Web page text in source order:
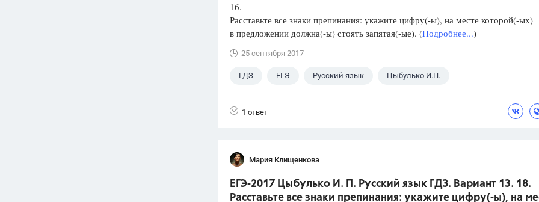
16.
Расставьте все знаки препинания: укажите цифру(-ы), на месте которой(-ых)
в предложении должна(-ы) стоять запятая(-ые). (Подробнее...)
25 сентября 2017
ГДЗ ЕГЭ Русский язык Цыбулько И.П.
1 ответ
Мария Клищенкова
ЕГЭ-2017 Цыбулько И. П. Русский язык ГДЗ. Вариант 13. 18.
Расставьте все знаки препинания: укажите цифру(-ы), на